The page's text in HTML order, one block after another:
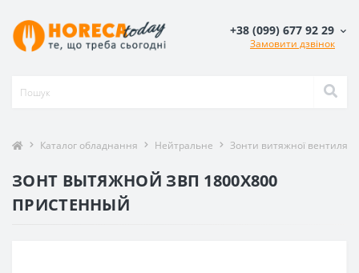
+38 (099) 677 92 29
Замовити дзвінок
Каталог обладнання Нейтральне Зонти витяжної вентиляції
ЗОНТ ВЫТЯЖНОЙ ЗВП 1800X800
ПРИСТЕННЫЙ